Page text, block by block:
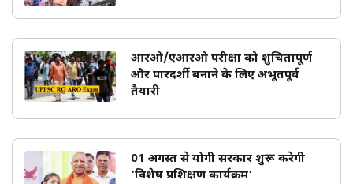
आरओ/एआरओ परीक्षा को शुचितापूर्ण
और पारदर्शी बनाने के लिए अभूतपूर्व
तैयारी
01 अगस्त से योगी सरकार शुरू करेगी
'विशेष प्रशिक्षण कार्यक्रम'